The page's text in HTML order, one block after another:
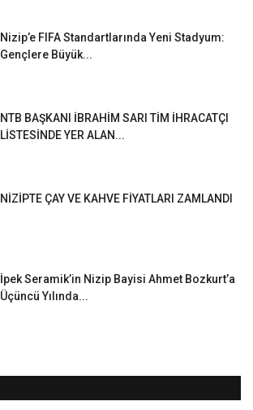
Nizip’e FIFA Standartlarında Yeni Stadyum:
Gençlere Büyük...
NTB BAŞKANI İBRAHİM SARI TİM İHRACATÇI
LİSTESİNDE YER ALAN...
NİZİPTE ÇAY VE KAHVE FİYATLARI ZAMLANDI
İpek Seramik’in Nizip Bayisi Ahmet Bozkurt’a
Üçüncü Yılında...